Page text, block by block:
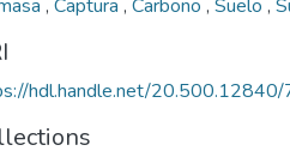
, Captura , Carbono , Suelo ,
hdl.handle.net/